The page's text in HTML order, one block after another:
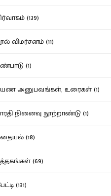
(139)
விமர்சனம் (11)
(1)
அனுபவங்கள், உரைகள் (1)
நினைவு நூற்றாண்டு (1)
(18)
(69)
(131)